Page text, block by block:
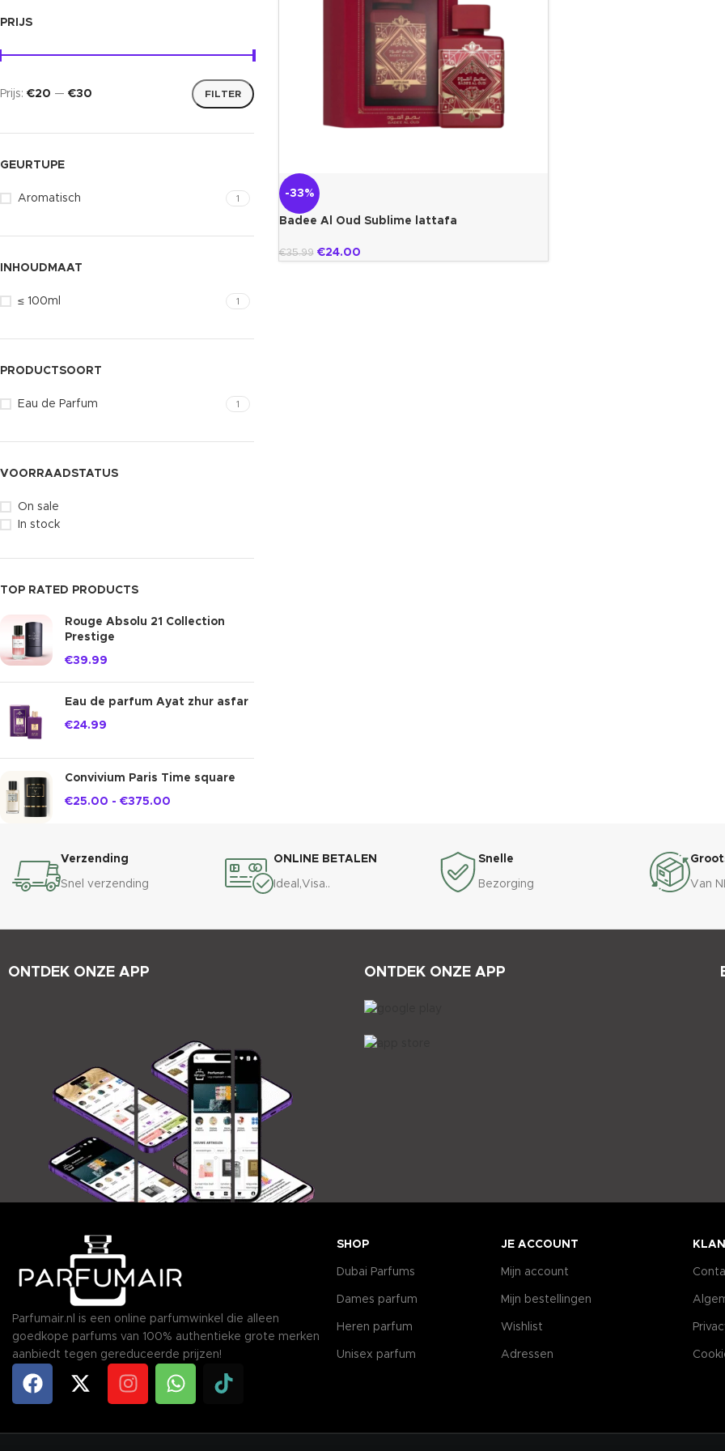
PRIJS
FILTER
Prijs: €20 — €30
GEURTUPE
Aromatisch 1
INHOUDMAAT
≤ 100ml 1
PRODUCTSOORT
Eau de Parfum 1
VOORRAADSTATUS
On sale
In stock
TOP RATED PRODUCTS
Rouge Absolu 21 Collection
Prestige
€39.99
Eau de parfum Ayat zhur asfar
€24.99
Convivium Paris Time square
€25.00 - €375.00
-33%
Badee Al Oud Sublime lattafa
€35.99 €24.00
Verzending
Snel verzending
ONLINE BETALEN
Ideal,Visa..
Snelle
Bezorging Van
ONTDEK ONZE APP ONTDEK ONZE APP
Parfumair.nl is een online parfumwinkel die alleen
goedkope parfums van 100% authentieke grote merken
aanbiedt tegen gereduceerde prijzen!
SHOP
Dubai Parfums
Dames parfum
Heren parfum
Unisex parfum
JE ACCOUNT
Mijn account
Mijn bestellingen
Wishlist
Adressen